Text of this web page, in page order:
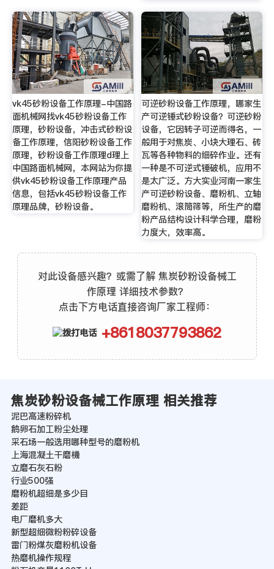
vk45砂粉设备工作原理-中国路
面机械网找vk45砂粉设备工作
原理，砂粉设备，冲击式砂粉设
备工作原理，信阳砂粉设备工作
原理，砂粉设备工作原理d理上
中国路面机械网，本网站为你提
供vk45砂粉设备工作原理产品
信息，包括vk45砂粉设备工作
原理品牌，砂粉设备。
可逆砂粉设备工作原理，哪家生
产可逆锤式砂粉设备？可逆砂粉
设备，它因转子可逆而得名，一
般用于对焦炭、小块大理石、砖
瓦等各种物料的细碎作业。还有
一种是不可逆式锤破机，应用不
是太广泛。方大实业河南一家生
产可逆砂粉设备、磨粉机、立轴
磨粉机、滚筒筛等，所生产的磨
粉产品结构设计科学合理，磨粉
力度大，效率高。
对此设备感兴趣？或需了解 焦炭砂粉设备械工
作原理 详细技术参数？
点击下方电话直接咨询厂家工程师：
+8618037793862
焦炭砂粉设备械工作原理 相关推荐
泥巴高速粉碎机
鹅卵石加工粉尘处理
采石场一般选用哪种型号的磨粉机
上海混凝土干磨機
立磨石灰石粉
行业500强
磨粉机超细是多少目
差距
电厂磨机多大
新型超细微粉粉碎设备
雷门粉煤灰磨粉机设备
热磨机操作规程